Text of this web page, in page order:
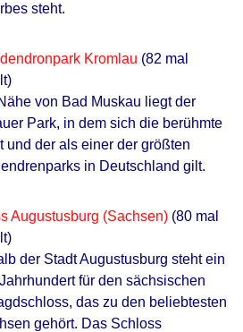
steht.
Kromlau (82 mal
von Bad Muskau liegt der
Park, in dem sich die berühmte
und der als einer der größten
in Deutschland gilt.
Augustusburg (Sachsen) (80 mal
der Stadt Augustusburg steht ein
für den sächsischen
das zu den beliebtesten
gehört. Das Schloss